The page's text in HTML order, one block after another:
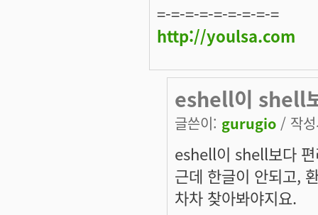
=-=-=-=-=-=-=-=-=
http://youlsa.com
eshell이 shell
글쓴이: gurugio / 작
eshell이 shell보다 편
근데 한글이 안되고,
차차 찾아봐야지요.